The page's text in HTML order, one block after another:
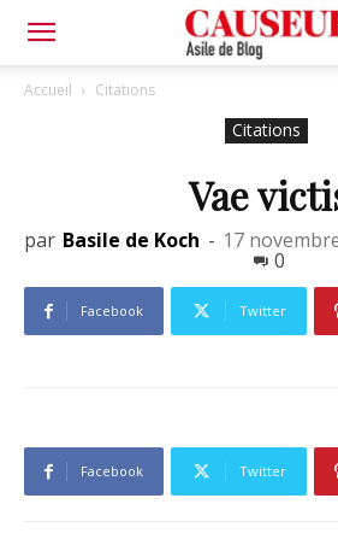
Asile
Blog
Accueil Citations
Citations
Vae
par Basile de Koch - 17
0
Facebook Twitter
Facebook Twitter